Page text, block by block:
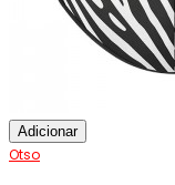
Adicionar
Otso